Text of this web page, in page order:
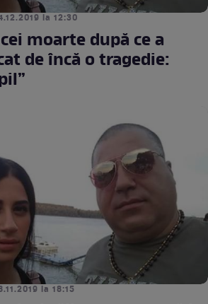
la 12:30
moarte după ce a
de încă o tragedie:
la 18:15